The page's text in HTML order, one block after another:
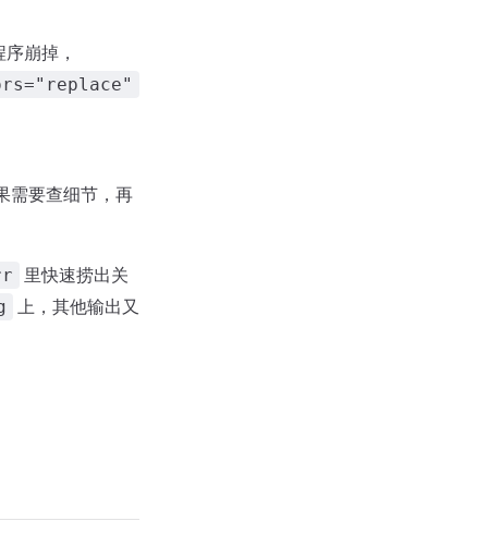
崩掉，
需要查细节，再
里快速捞出关
上，其他输出又